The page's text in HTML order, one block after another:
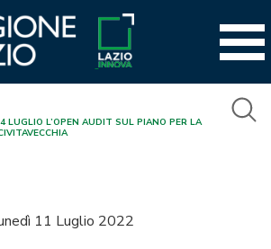
LUGLIO L’OPEN AUDIT SUL PIANO PER LA
11 Luglio 2022